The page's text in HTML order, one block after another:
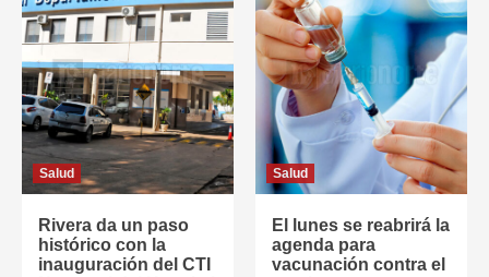
Salud
Rivera da un paso
histórico con la
inauguración del CTI
Salud
El lunes se reabrirá la
agenda para
vacunación contra el